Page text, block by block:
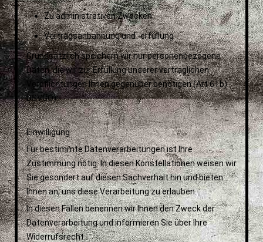
Zu administrativen Zwecken.
Vertragsanbahnung und -erfüllung
Grundsätzlich speichern wir nur personenbezogene
Daten, die wir zur Erfüllung unserer vertraglichen
Verpflichtungen Ihnen gegenüber benötigen (Art 6 I b)
DSVGO).
Einwilligung
Für bestimmte Datenverarbeitungen ist Ihre
Zustimmung nötig. In diesen Konstellationen weisen wir
Sie gesondert auf diesen Sachverhalt hin und bieten
Ihnen an, uns diese Verarbeitung zu erlauben.
In diesen Fällen benennen wir Ihnen den Zweck der
Datenverarbeitung und informieren Sie über Ihre
Widerrufsrecht.